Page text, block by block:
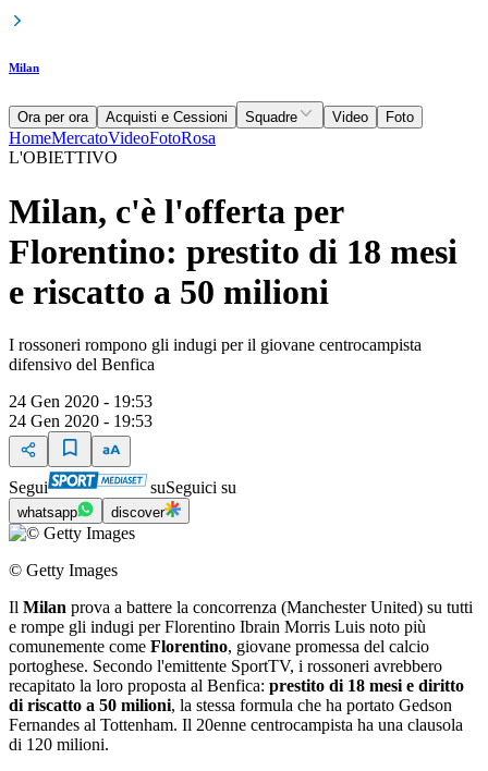
Milan
Ora per ora Acquisti e Cessioni Squadre Video Foto
HomeMercatoVideoFotoRosa
L'OBIETTIVO
Milan, c'è l'offerta per
Florentino: prestito di 18 mesi
e riscatto a 50 milioni
I rossoneri rompono gli indugi per il giovane centrocampista
difensivo del Benfica
24 Gen 2020 - 19:53
24 Gen 2020 - 19:53
Segui suSeguici su
whatsapp discover
© Getty Images
Il Milan prova a battere la concorrenza (Manchester United) su tutti
e rompe gli indugi per Florentino Ibrain Morris Luis noto più
comunemente come Florentino, giovane promessa del calcio
portoghese. Secondo l'emittente SportTV, i rossoneri avrebbero
recapitato la loro proposta al Benfica: prestito di 18 mesi e diritto
di riscatto a 50 milioni, la stessa formula che ha portato Gedson
Fernandes al Tottenham. Il 20enne centrocampista ha una clausola
di 120 milioni.